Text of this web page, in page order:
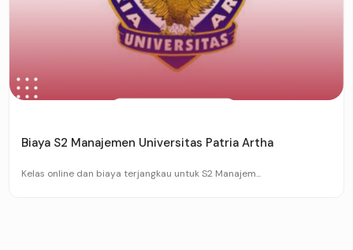
Biaya S2 Manajemen Universitas Patria Artha
Kelas online dan biaya terjangkau untuk S2 Manajem...